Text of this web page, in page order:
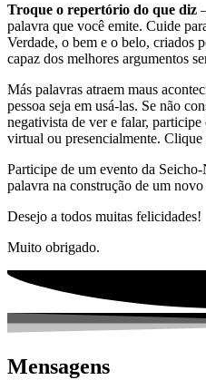
Troque o repertório do que diz
palavra que você emite. Cuide
Verdade, o bem e o belo, criados
capaz dos melhores argumentos
Más palavras atraem maus
pessoa seja em usá-las. Se não
negativista de ver e falar,
virtual ou presencialmente.
Participe de um evento da
palavra na construção de um novo
Desejo a todos muitas felicidades!
Muito obrigado.
Mensagens